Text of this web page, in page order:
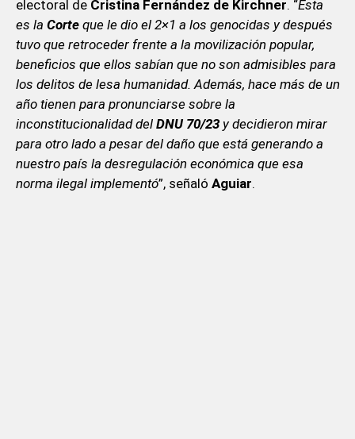
electoral de Cristina Fernández de Kirchner. “Esta
es la Corteque le dio el 2×1 a los genocidas y después
tuvo que retroceder frente a la movilización popular,
beneficios que ellos sabían que no son admisibles para
los delitos de lesa humanidad. Además, hace más de un
año tienen para pronunciarse sobre la
inconstitucionalidad del DNU 70/23y decidieron mirar
para otro lado a pesar del daño que está generando a
nuestro país la desregulación económica que esa
norma ilegal implementó”, señaló Aguiar.